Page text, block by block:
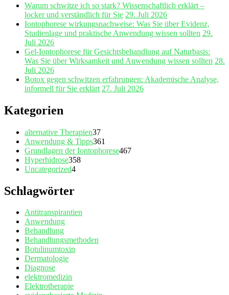
Warum schwitze ich so stark? Wissenschaftlich erklärt –
locker und verständlich für Sie 29. Juli 2026
Iontophorese wirkungsnachweise: Was Sie über Evidenz,
Studienlage und praktische Anwendung wissen sollten 29.
Juli 2026
Gel‑Iontophorese für Gesichtsbehandlung auf Naturbasis:
Was Sie über Wirksamkeit und Anwendung wissen sollten 28.
Juli 2026
Botox gegen schwitzen erfahrungen: Akademische Analyse,
informell für Sie erklärt 27. Juli 2026
Kategorien
alternative Therapien37
Anwendung & Tipps361
Grundlagen der Iontophorese467
Hyperhidrose358
Uncategorized4
Schlagwörter
Antitranspirantien
Anwendung
Behandlung
Behandlungsmethoden
Botulinumtoxin
Dermatologie
Diagnose
elektromedizin
Elektrotherapie